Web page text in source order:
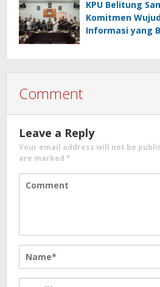
KPU Belitung
Komitmen
Informasi yang
Comment
Leave a Reply
Your email address will not be
are marked *